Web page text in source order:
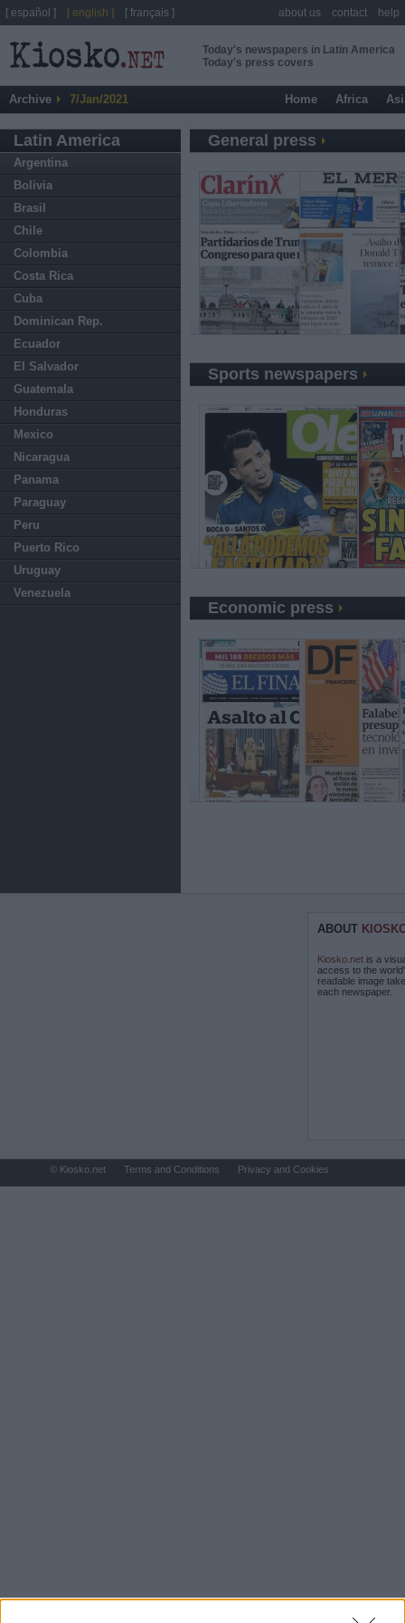
Today's newspapers in Latin America
Today's press covers
Archive 7/Jan/2021 Home Africa
Latin America
Argentina
Bolivia
Brasil
Chile
Colombia
Costa Rica
Cuba
Dominican Rep.
Ecuador
El Salvador
Guatemala
Honduras
Mexico
Nicaragua
Panama
Paraguay
Peru
Puerto Rico
Uruguay
Venezuela
General press
Sports newspapers
Economic press
ABOUT
Kiosko.net is a
access to the
readable image
each newspaper.
[ español ] [ english ] [ français ] about us contact help
© Kiosko.net Terms and Conditions Privacy and Cookies